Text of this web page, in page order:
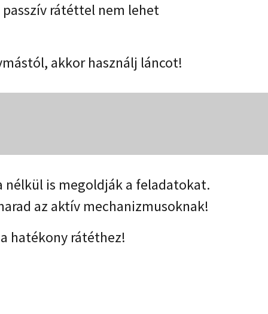
rátéttel nem lehet
akkor használj láncot!
nélkül is megoldják a feladatokat.
az aktív mechanizmusoknak!
hatékony rátéthez!